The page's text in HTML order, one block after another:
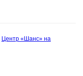
Центр «Шанс» на